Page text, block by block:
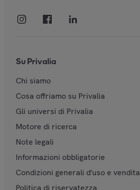
Su Privalia
Chi siamo
Cosa offriamo su Privalia
Gli universi di Privalia
Motore di ricerca
Note legali
Informazioni obbligatorie
Condizioni generali d'uso e vendita
Politica di riservatezza